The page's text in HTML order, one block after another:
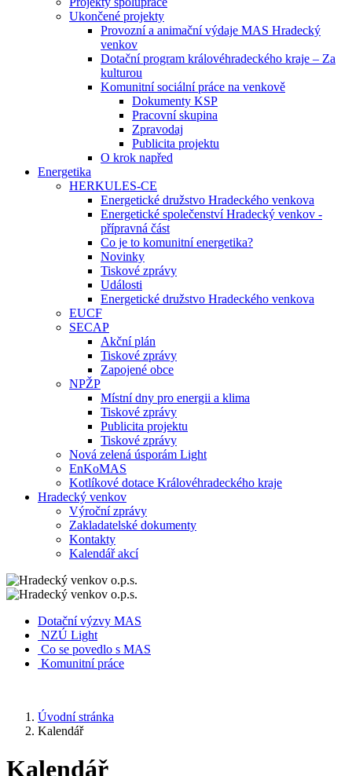
Ukončené projekty
Provozní a animační výdaje MAS Hradecký
venkov
Dotační program královéhradeckého kraje – Za
kulturou
Komunitní sociální práce na venkově
Dokumenty KSP
Pracovní skupina
Zpravodaj
Publicita projektu
O krok napřed
Energetika
HERKULES-CE
Energetické družstvo Hradeckého venkova
Energetické společenství Hradecký venkov -
přípravná část
Co je to komunitní energetika?
Novinky
Tiskové zprávy
Události
Energetické družstvo Hradeckého venkova
EUCF
SECAP
Akční plán
Tiskové zprávy
Zapojené obce
NPŽP
Místní dny pro energii a klima
Tiskové zprávy
Publicita projektu
Tiskové zprávy
Nová zelená úsporám Light
EnKoMAS
Kotlíkové dotace Královéhradeckého kraje
Hradecký venkov
Výroční zprávy
Zakladatelské dokumenty
Kontakty
Kalendář akcí
Dotační výzvy MAS
NZÚ Light
Co se povedlo s MAS
Komunitní práce
Úvodní stránka
Kalendář
Kalendář